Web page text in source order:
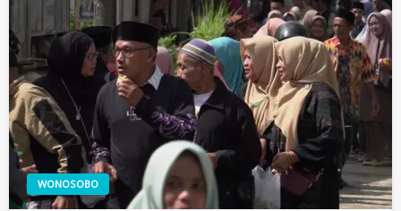
WONOSOBO